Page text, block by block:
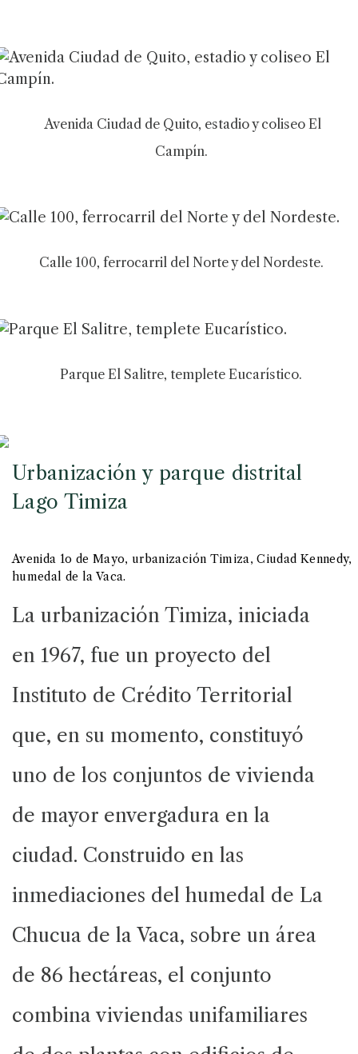
Avenida Ciudad de Quito, estadio y coliseo El
Campín.
Calle 100, ferrocarril del Norte y del Nordeste.
Parque El Salitre, templete Eucarístico.
Urbanización y parque distrital
Lago Timiza
Avenida 1o de Mayo, urbanización Timiza, Ciudad Kennedy,
humedal de la Vaca.
La urbanización Timiza, iniciada
en 1967, fue un proyecto del
Instituto de Crédito Territorial
que, en su momento, constituyó
uno de los conjuntos de vivienda
de mayor envergadura en la
ciudad. Construido en las
inmediaciones del humedal de La
Chucua de la Vaca, sobre un área
de 86 hectáreas, el conjunto
combina viviendas unifamiliares